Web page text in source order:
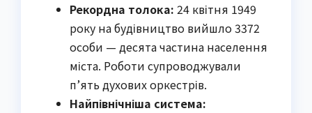
Рекордна толока: 24 квітня 1949
року на будівництво вийшло 3372
особи — десята частина населення
міста. Роботи супроводжували
п’ять духових оркестрів.
Найпівнічніша система: